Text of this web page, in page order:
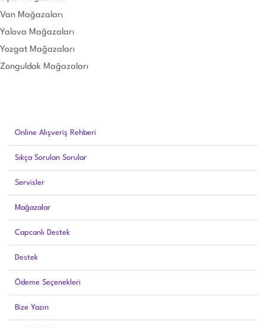
Online Alışveriş Rehberi
Sıkça Sorulan Sorular
Servisler
Mağazalar
Capcanlı Destek
Destek
Ödeme Seçenekleri
Bize Yazın
Van Mağazaları
Yalova Mağazaları
Yozgat Mağazaları
Zonguldak Mağazaları